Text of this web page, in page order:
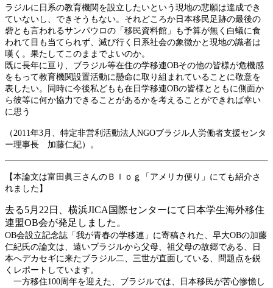
ラジルに日系の教育機関を設立したいという現地の悲願は達成でき
ていないし、できそうもない。それどころか日本移民足跡の最後の
砦とも言われるサンパウロの「移民資料館」も予算が無く白蟻に食
われて目も当てられず、滅び行く日系社会の象徴かと現地の識者は
嘆く。果たしてこのままでよいのか。
既に長年に亘り、ブラジル等在住の学移連OBその他の皆様が危機感
をもって教育機関設置活動に懸命に取り組まれていることに敬意を
表したい。同時に今後私どもも在日学移連OBの皆様とともに側面か
ら彼等に何か協力できることがあるかを考えることができれば幸い
に思う
（2011年3月、特定非営利活動法人NGOブラジル人労働者支援センタ
ー理事長 加藤仁紀）。
【本論文は富田眞三さんのＢｌｏｇ「アメリカ便り」にても紹介さ
れました】
去る5月 22 日、横浜JICA 国際センターにて日本学生海外移住
連盟OB会が発足しました。
OB会設立記念誌「我が青春の学移連」に寄稿された、早大OBの加藤
仁紀氏の論文は、遠いブラジルから父母、祖父母の故郷である、日
本へデカセギに来たブラジル二、三世が直面している、問題点を鋭
くレポートしています。
一方移住100周年を迎えた、ブラジルでは、日本移民が苦心惨憺し